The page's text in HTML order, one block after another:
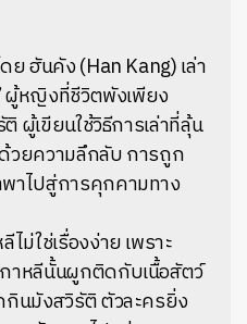
ย ฮันคัง (Han Kang) เล่า
ผู้หญิงที่ชีวิตพังเพียง
ติ ผู้เขียนใช้วิธีการเล่าที่ลุ้น
วยความลึกลับ การถูก
าไปสู่การคุกคามทาง
ม่ใช่เรื่องง่าย เพราะ
าหลีนั้นผูกติดกับเนื้อสัตว์
นมังสวิรัติ ตัวละครยิ่ง